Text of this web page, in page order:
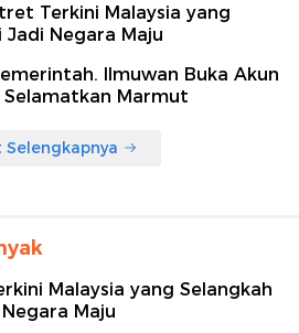
Terkini Malaysia yang
Jadi Negara Maju
Ilmuwan Buka Akun
Selamatkan Marmut
Selengkapnya
Malaysia yang Selangkah
Maju